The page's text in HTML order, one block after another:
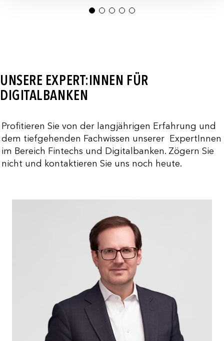
1 2 3 4 5
UNSERE EXPERT:INNEN FÜR
DIGITALBANKEN
Profitieren Sie von der langjährigen Erfahrung und
dem tiefgehenden Fachwissen unserer ExpertInnen
im Bereich Fintechs und Digitalbanken. Zögern Sie
nicht und kontaktieren Sie uns noch heute.